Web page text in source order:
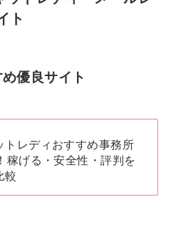
ト
優良サイト
トレディおすすめ事務所
稼げる・安全性・評判を
較